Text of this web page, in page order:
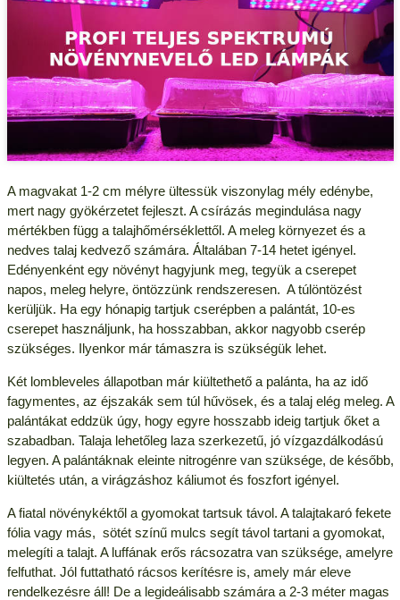
A magvakat 1-2 cm mélyre ültessük viszonylag mély edénybe,
mert nagy gyökérzetet fejleszt. A csírázás megindulása nagy
mértékben függ a talajhőmérséklettől. A meleg környezet és a
nedves talaj kedvező számára. Általában 7-14 hetet igényel.
Edényenként egy növényt hagyjunk meg, tegyük a cserepet
napos, meleg helyre, öntözzünk rendszeresen. A túlöntözést
kerüljük. Ha egy hónapig tartjuk cserépben a palántát, 10-es
cserepet használjunk, ha hosszabban, akkor nagyobb cserép
szükséges. Ilyenkor már támaszra is szükségük lehet.
Két lombleveles állapotban már kiültethető a palánta, ha az idő
fagymentes, az éjszakák sem túl hűvösek, és a talaj elég meleg. A
palántákat eddzük úgy, hogy egyre hosszabb ideig tartjuk őket a
szabadban. Talaja lehetőleg laza szerkezetű, jó vízgazdálkodású
legyen. A palántáknak eleinte nitrogénre van szüksége, de később,
kiültetés után, a virágzáshoz káliumot és foszfort igényel.
A fiatal növénykéktől a gyomokat tartsuk távol. A talajtakaró fekete
fólia vagy más, sötét színű mulcs segít távol tartani a gyomokat,
melegíti a talajt. A luffának erős rácsozatra van szüksége, amelyre
felfuthat. Jól futtatható rácsos kerítésre is, amely már eleve
rendelkezésre áll! De a legideálisabb számára a 2-3 méter magas